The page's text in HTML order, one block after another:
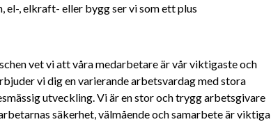
, elkraft- eller bygg ser vi som ett plus
vet vi att våra medarbetare är vår viktigaste och
vi dig en varierande arbetsvardag med stora
utveckling. Vi är en stor och trygg arbetsgivare
säkerhet, välmående och samarbete är viktiga